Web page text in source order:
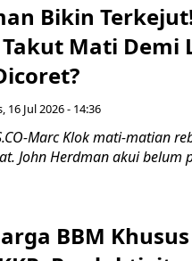
Bikin
Mati Demi
16 Jul 2026 - 14:36
Marc Klok mati-matian
John Herdman akui belum
BBM